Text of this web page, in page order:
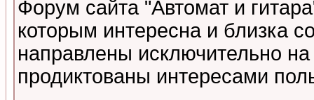
Форум сайта "Автомат и
которым интересна и близка
направлены исключительно
продиктованы интересами